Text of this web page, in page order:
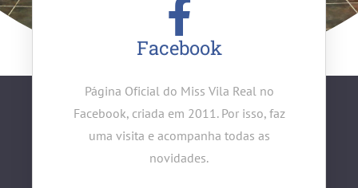
Facebook
Página Oficial do Miss Vila Real no
Facebook, criada em 2011. Por isso, faz
uma visita e acompanha todas as
novidades.